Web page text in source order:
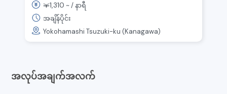
မင်ဘူတာ》
￥1,310 ~ /နာရီ
အချိန်ပိုင်း
Yokohamashi Tsuzuki-ku (Kanagawa)
အလုပ်အချက်အလက်